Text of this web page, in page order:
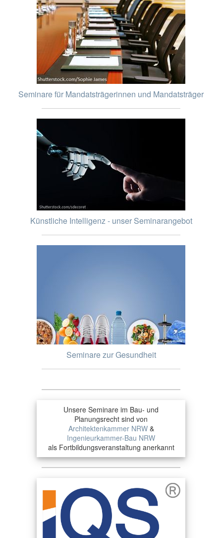
Seminare für Mandatsträgerinnen und Mandatsträger
Künstliche Intelligenz - unser Seminarangebot
Seminare zur Gesundheit
Unsere Seminare im Bau- und
Planungsrecht sind von
Architektenkammer NRW&
Ingenieurkammer-Bau NRW
als Fortbildungsveranstaltung anerkannt